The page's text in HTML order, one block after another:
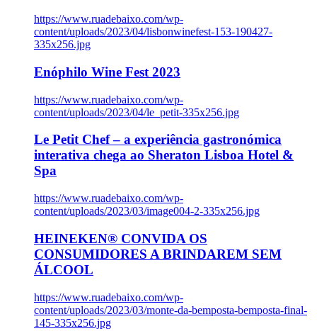
https://www.ruadebaixo.com/wp-
content/uploads/2023/04/lisbonwinefest-153-190427-
335x256.jpg
Enóphilo Wine Fest 2023
https://www.ruadebaixo.com/wp-
content/uploads/2023/04/le_petit-335x256.jpg
Le Petit Chef – a experiência gastronómica
interativa chega ao Sheraton Lisboa Hotel &
Spa
https://www.ruadebaixo.com/wp-
content/uploads/2023/03/image004-2-335x256.jpg
HEINEKEN® CONVIDA OS
CONSUMIDORES A BRINDAREM SEM
ÁLCOOL
https://www.ruadebaixo.com/wp-
content/uploads/2023/03/monte-da-bemposta-bemposta-final-
145-335x256.jpg